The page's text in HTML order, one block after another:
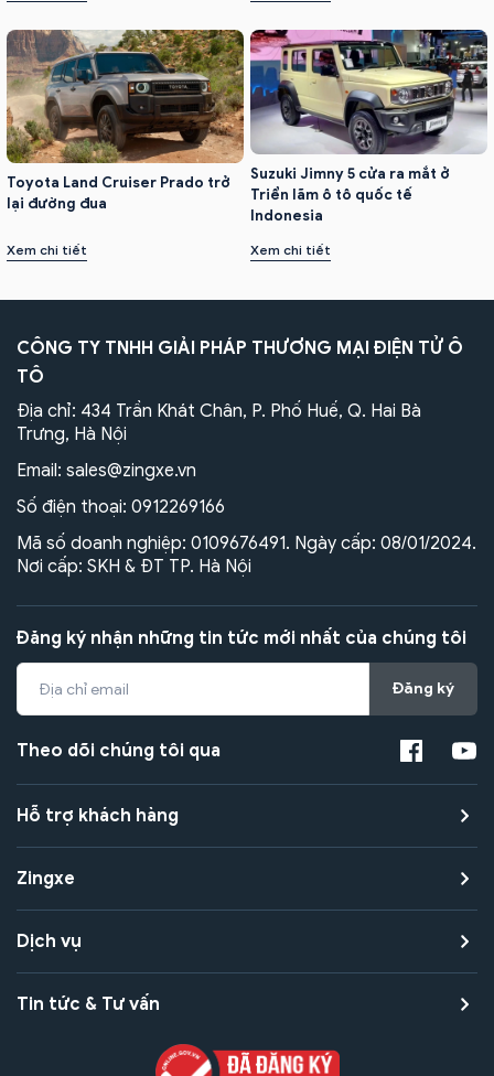
Toyota Land Cruiser Prado trở
lại đường đua
Xem chi tiết
Suzuki Jimny 5 cửa ra mắt ở
Triển lãm ô tô quốc tế
Indonesia
Xem chi tiết
CÔNG TY TNHH GIẢI PHÁP THƯƠNG MẠI ĐIỆN TỬ Ô
TÔ
Địa chỉ: 434 Trần Khát Chân, P. Phố Huế, Q. Hai Bà
Trưng, Hà Nội
Email: sales@zingxe.vn
Số điện thoại: 0912269166
Mã số doanh nghiệp: 0109676491. Ngày cấp: 08/01/2024.
Nơi cấp: SKH & ĐT TP. Hà Nội
Đăng ký nhận những tin tức mới nhất của chúng tôi
Đăng ký
Theo dõi chúng tôi qua
Hỗ trợ khách hàng
Zingxe
Dịch vụ
Tin tức & Tư vấn